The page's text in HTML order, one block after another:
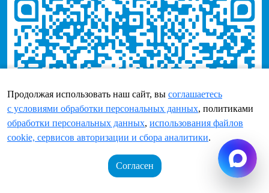
Корзина
Продолжая использовать наш сайт, вы соглашаетесь
c условиями обработки персональных данных, политиками
обработки персональных данных, использования файлов
cookie, сервисов авторизации и сбора аналитики.
Согласен